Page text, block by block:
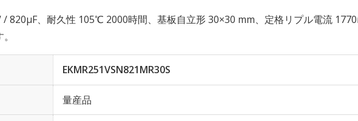
/ 820µF、耐久性 105℃ 2000時間、基板自立形 30×30 mm、定格リプル電流
EKMR251VSN821MR30S
量産品